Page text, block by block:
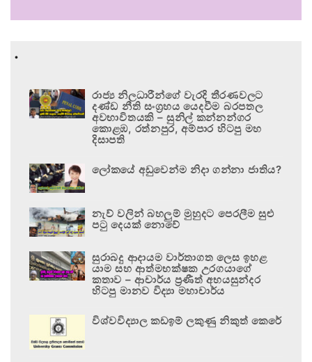
.
රාජ්‍ය නිලධාරීන්ගේ වැරදි තීරණවලට
දණ්ඩ නීති සංග්‍රහය යෙදවීම බරපතල
අවභාවිතයකි – සුනිල් කන්නන්ගර
කොළඹ, රත්නපුර, අම්පාර හිටපු මහ
දිසාපති
ලෝකයේ අඩුවෙන්ම නිදා ගන්නා ජාතිය?
නැව් වලින් බහලුම් මුහුදට පෙරලීම සුළු
පටු දෙයක් නොවේ
සුරාබදු ආදායම වාර්තාගත ලෙස ඉහළ
යාම සහ ආත්මභක්ෂක උරගයාගේ
කතාව – ආචාර්ය ප්‍රණීත් අභයසුන්දර
හිටපු මානව විද්‍යා මහාචාර්ය
විශ්වවිද්‍යාල කඩඉම් ලකුණු නිකුත් කෙරේ